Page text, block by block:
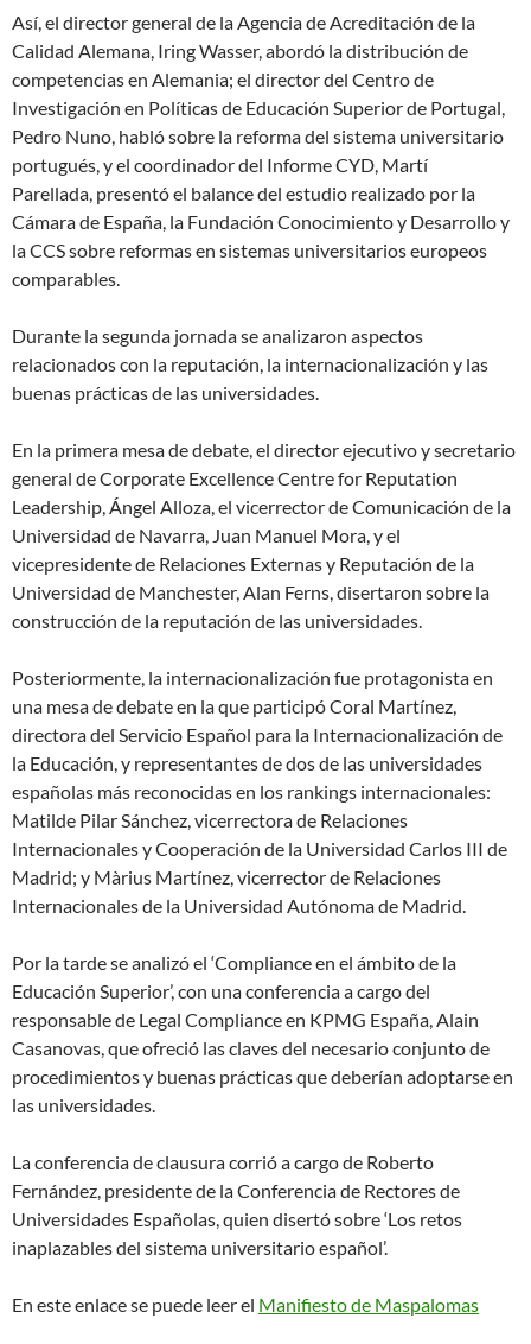
Así, el director general de la Agencia de Acreditación de la
Calidad Alemana, Iring Wasser, abordó la distribución de
competencias en Alemania; el director del Centro de
Investigación en Políticas de Educación Superior de Portugal,
Pedro Nuno, habló sobre la reforma del sistema universitario
portugués, y el coordinador del Informe CYD, Martí
Parellada, presentó el balance del estudio realizado por la
Cámara de España, la Fundación Conocimiento y Desarrollo y
la CCS sobre reformas en sistemas universitarios europeos
comparables.
Durante la segunda jornada se analizaron aspectos
relacionados con la reputación, la internacionalización y las
buenas prácticas de las universidades.
En la primera mesa de debate, el director ejecutivo y secretario
general de Corporate Excellence Centre for Reputation
Leadership, Ángel Alloza, el vicerrector de Comunicación de la
Universidad de Navarra, Juan Manuel Mora, y el
vicepresidente de Relaciones Externas y Reputación de la
Universidad de Manchester, Alan Ferns, disertaron sobre la
construcción de la reputación de las universidades.
Posteriormente, la internacionalización fue protagonista en
una mesa de debate en la que participó Coral Martínez,
directora del Servicio Español para la Internacionalización de
la Educación, y representantes de dos de las universidades
españolas más reconocidas en los rankings internacionales:
Matilde Pilar Sánchez, vicerrectora de Relaciones
Internacionales y Cooperación de la Universidad Carlos III de
Madrid; y Màrius Martínez, vicerrector de Relaciones
Internacionales de la Universidad Autónoma de Madrid.
Por la tarde se analizó el ‘Compliance en el ámbito de la
Educación Superior’, con una conferencia a cargo del
responsable de Legal Compliance en KPMG España, Alain
Casanovas, que ofreció las claves del necesario conjunto de
procedimientos y buenas prácticas que deberían adoptarse en
las universidades.
La conferencia de clausura corrió a cargo de Roberto
Fernández, presidente de laConferencia de Rectores de
Universidades Españolas, quien disertó sobre ‘Los retos
inaplazables del sistema universitario español’.
En este enlace se puede leer el Manifiesto de Maspalomas